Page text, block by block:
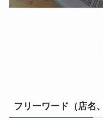
フリーワード（店名